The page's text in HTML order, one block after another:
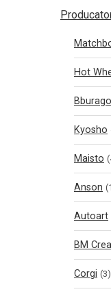
Hot
Bburago
Kyosho
Maisto
Anson
Autoart
BM
Corgi (3)